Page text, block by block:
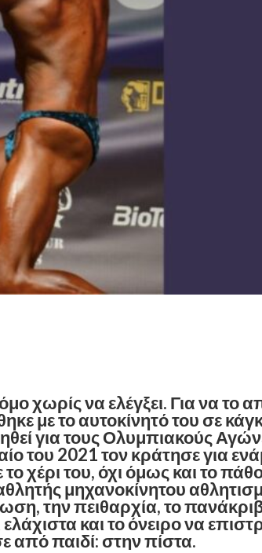
χωρίς να ελέγξει. Για να το
με το αυτοκίνητό του σε
για τους Ολυμπιακούς
του 2021 τον κράτησε για
το χέρι του, όχι όμως και το
μηχανοκίνητου
την πειθαρχία, το
και το όνειρο να
από παιδί: στην πίστα.